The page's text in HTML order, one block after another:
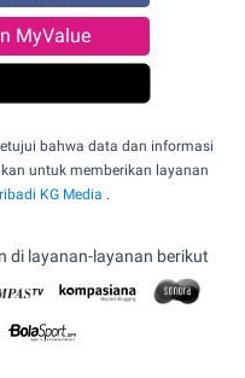
MyValue
bahwa data dan informasi
untuk memberikan layanan
KG Media .
di layanan-layanan berikut